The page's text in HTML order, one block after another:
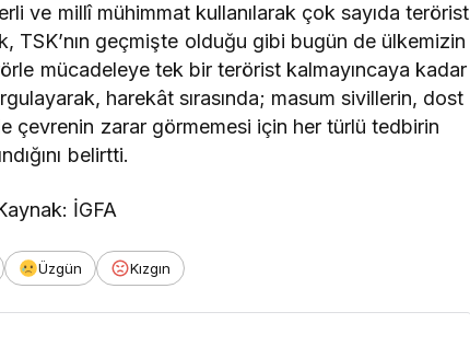
ve millî mühimmat kullanılarak çok sayıda terörist
TSK’nın geçmişte olduğu gibi bugün de ülkemizin
mücadeleye tek bir terörist kalmayıncaya kadar
harekât sırasında; masum sivillerin, dost
çevrenin zarar görmemesi için her türlü tedbirin
belirtti.
İGFA
Üzgün Kızgın